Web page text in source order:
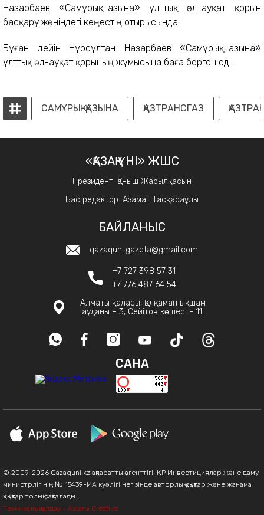
Назарбаев «Самұрық-Қазына» ұлттық әл-ауқат қорын
басқару жөніндегі кеңестің отырысында.
Бұған дейін Нұрсұлтан Назарбаев «Самұрық-Қазына»
ұлттық әл-ауқат қорының жұмысына баға берген еді.
САМҰРЫҚ-ҚАЗЫНА ҚАЗТРАНСГАЗ
«ҚАЗАҚ ҮНІ» ЖШС
Президент: Қаныш Жарылқасын
Бас редактор: Азамат Тасқараұлы
БАЙЛАНЫС
qazaquni.gazeta@gmail.com
+7 727 398 57 31
+7 776 487 64 54
Алматы қаласы, Қалқаман ықшам
ауданы – 3, Сейітов көшесі – 11.
САНАҚ
© 2009-2026 Qazaquni.kz ақпараттық агенттігі, ҚР Инвестициялар және даму
министрлігінің № 15439-ИА куәлігі негізінде авторлық құқықтар және жанама
құқықтар толық сақталады.
Техникалық қолдау - Astana Creative